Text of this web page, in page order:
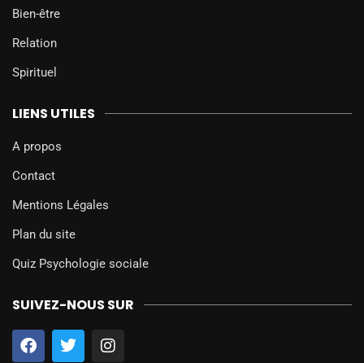
Bien-être
Relation
Spirituel
LIENS UTILES
A propos
Contact
Mentions Légales
Plan du site
Quiz Psychologie sociale
SUIVEZ-NOUS SUR